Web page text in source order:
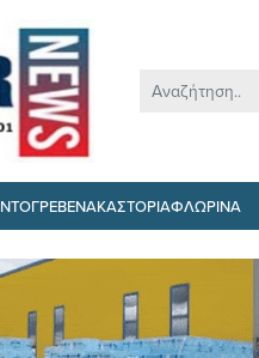
ΓΡΕΒΕΝΑΚΑΣΤΟΡΙΑΦΛΩΡΙΝΑ